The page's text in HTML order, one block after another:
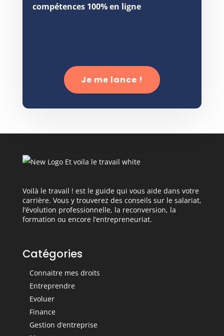
compétences 100% en ligne
Je me lance !
Voilà le travail ! est le guide qui vous aide dans votre
carrière. Vous y trouverez des conseils sur le salariat,
l’évolution professionnelle, la reconversion, la
formation ou encore l’entrepreneuriat.
Catégories
Connaitre mes droits
Entreprendre
Evoluer
Finance
Gestion d’entreprise